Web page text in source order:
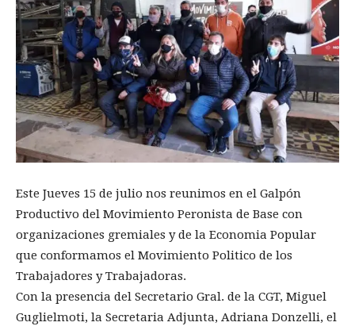
Este Jueves 15 de julio nos reunimos en el Galpón
Productivo del Movimiento Peronista de Base con
organizaciones gremiales y de la Economia Popular
que conformamos el Movimiento Politico de los
Trabajadores y Trabajadoras.
Con la presencia del Secretario Gral. de la CGT, Miguel
Guglielmoti, la Secretaria Adjunta, Adriana Donzelli, el